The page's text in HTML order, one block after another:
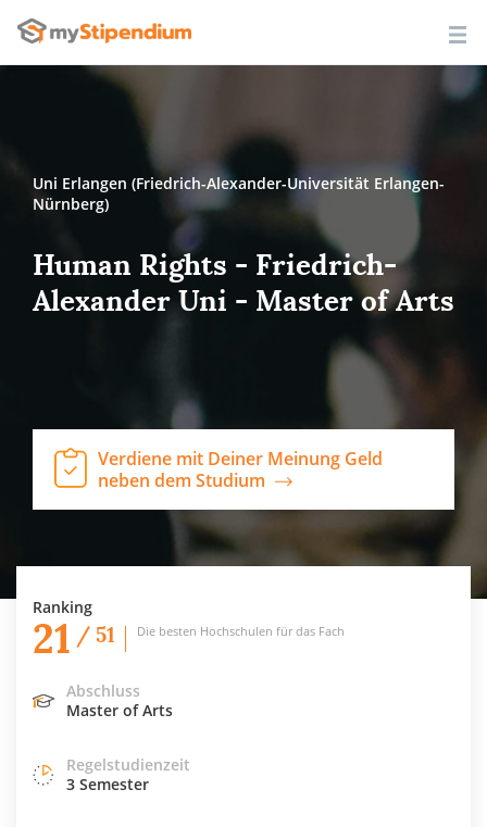
Uni Erlangen (Friedrich-Alexander-Universität Erlangen-
Nürnberg)
Human Rights - Friedrich-
Alexander Uni - Master of Arts
Verdiene mit Deiner Meinung Geld
neben dem Studium
Ranking
21 / 51 Die besten Hochschulen für das Fach
Abschluss
Master of Arts
Regelstudienzeit
3 Semester